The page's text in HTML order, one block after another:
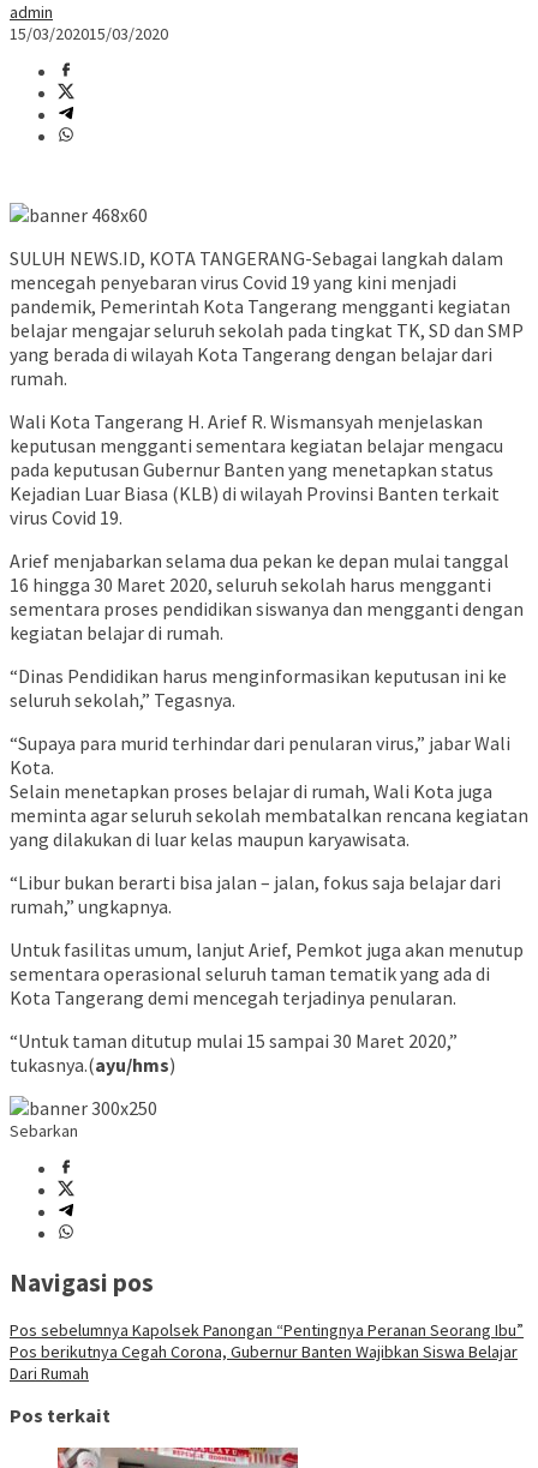
admin
15/03/202015/03/2020
SULUH NEWS.ID, KOTA TANGERANG-Sebagai langkah dalam
mencegah penyebaran virus Covid 19 yang kini menjadi
pandemik, Pemerintah Kota Tangerang mengganti kegiatan
belajar mengajar seluruh sekolah pada tingkat TK, SD dan SMP
yang berada di wilayah Kota Tangerang dengan belajar dari
rumah.
Wali Kota Tangerang H. Arief R. Wismansyah menjelaskan
keputusan mengganti sementara kegiatan belajar mengacu
pada keputusan Gubernur Banten yang menetapkan status
Kejadian Luar Biasa (KLB) di wilayah Provinsi Banten terkait
virus Covid 19.
Arief menjabarkan selama dua pekan ke depan mulai tanggal
16 hingga 30 Maret 2020, seluruh sekolah harus mengganti
sementara proses pendidikan siswanya dan mengganti dengan
kegiatan belajar di rumah.
“Dinas Pendidikan harus menginformasikan keputusan ini ke
seluruh sekolah,” Tegasnya.
“Supaya para murid terhindar dari penularan virus,” jabar Wali
Kota.
Selain menetapkan proses belajar di rumah, Wali Kota juga
meminta agar seluruh sekolah membatalkan rencana kegiatan
yang dilakukan di luar kelas maupun karyawisata.
“Libur bukan berarti bisa jalan – jalan, fokus saja belajar dari
rumah,” ungkapnya.
Untuk fasilitas umum, lanjut Arief, Pemkot juga akan menutup
sementara operasional seluruh taman tematik yang ada di
Kota Tangerang demi mencegah terjadinya penularan.
“Untuk taman ditutup mulai 15 sampai 30 Maret 2020,”
tukasnya.(ayu/hms)
Sebarkan
Navigasi pos
Pos sebelumnya Kapolsek Panongan “Pentingnya Peranan Seorang Ibu”
Pos berikutnya Cegah Corona, Gubernur Banten Wajibkan Siswa Belajar
Dari Rumah
Pos terkait